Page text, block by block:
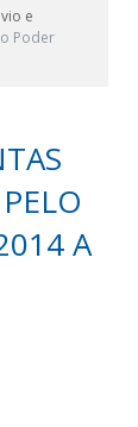
e
Poder
A